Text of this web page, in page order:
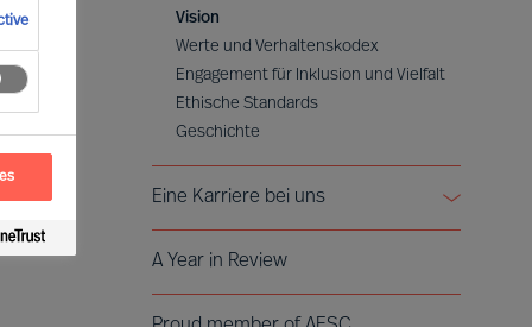
Vision
Werte und Verhaltenskodex
Engagement für Inklusion und Vielfalt
Ethische Standards
Geschichte
Eine Karriere bei uns
Voices of Mercuri Urval
A Year in Review